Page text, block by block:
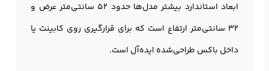
ابعاد استاندارد بیشتر مدل‌ها حدود 52 سانتی‌متر عرض و
32 سانتی‌متر ارتفاع است که برای قرارگیری روی کابینت یا
داخل باکس طراحی‌شده ایده‌آل است.